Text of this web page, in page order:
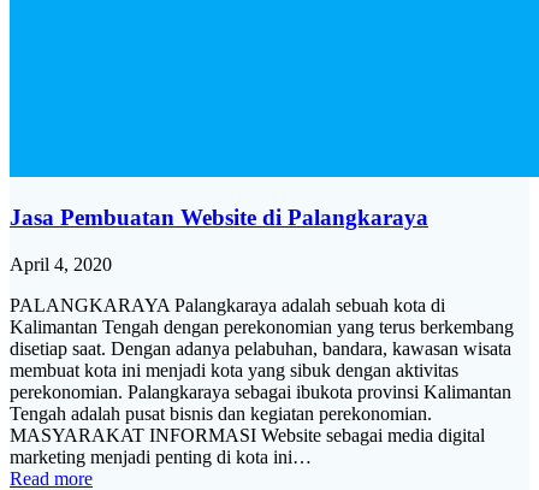
Jasa Pembuatan Website di Palangkaraya
April 4, 2020
PALANGKARAYA Palangkaraya adalah sebuah kota di
Kalimantan Tengah dengan perekonomian yang terus berkembang
disetiap saat. Dengan adanya pelabuhan, bandara, kawasan wisata
membuat kota ini menjadi kota yang sibuk dengan aktivitas
perekonomian. Palangkaraya sebagai ibukota provinsi Kalimantan
Tengah adalah pusat bisnis dan kegiatan perekonomian.
MASYARAKAT INFORMASI Website sebagai media digital
marketing menjadi penting di kota ini…
Read more